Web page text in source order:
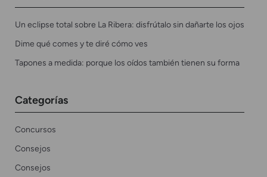
Un eclipse total sobre La Ribera: disfrútalo sin dañarte los ojos
Dime qué comes y te diré cómo ves
Tapones a medida: porque los oídos también tienen su forma
Categorías
Concursos
Consejos
Consejos